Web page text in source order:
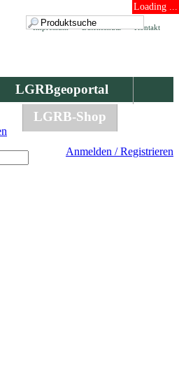
Loading ...
Kontakt
Datenschutz
Impressum
LGRBgeoportal
LGRB-Shop
Anmelden / Registrieren